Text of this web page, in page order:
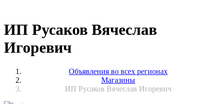
ИП Русаков Вячеслав
Игоревич
Объявления во всех регионах
Магазины
ИП Русаков Вячеслав Игоревич